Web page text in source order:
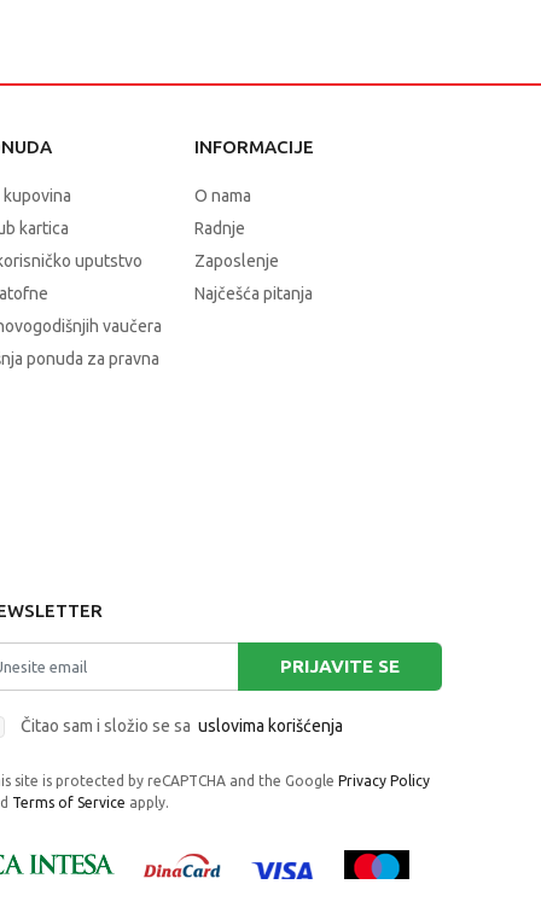
kartica
uputstvo
vaučera
ponuda za pravna
INFORMACIJE
O nama
Radnje
Zaposlenje
Najčešća pitanja
PRIJAVITE SE
Čitao sam i složio se sa uslovima korišćenja
site is protected by reCAPTCHA and the Google Privacy Policy
Terms of Service apply.